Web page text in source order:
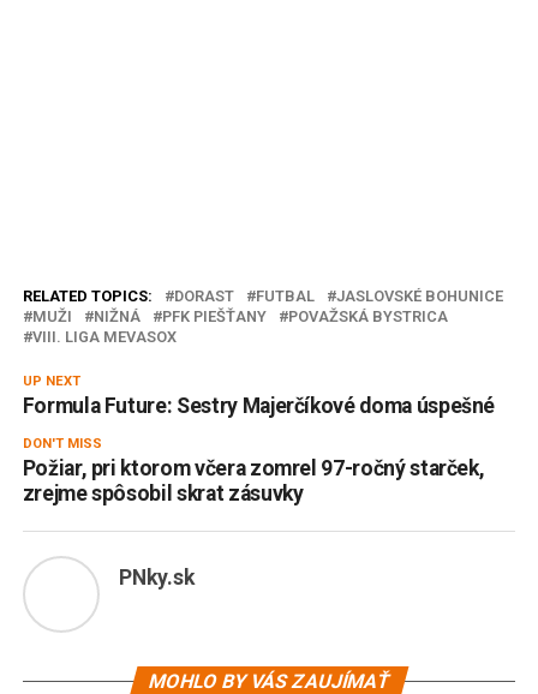
RELATED TOPICS: DORAST FUTBAL
JASLOVSKÉ BOHUNICE
MUŽI
NIŽNÁ PFK PIEŠŤANY
POVAŽSKÁ BYSTRICA
VIII. LIGA MEVASOX
UP NEXT
Formula Future: Sestry Majerčíkové doma úspešné
DON'T MISS
Požiar, pri ktorom včera zomrel 97-ročný starček,
zrejme spôsobil skrat zásuvky
PNky.sk
MOHLO BY VÁS ZAUJÍMAŤ